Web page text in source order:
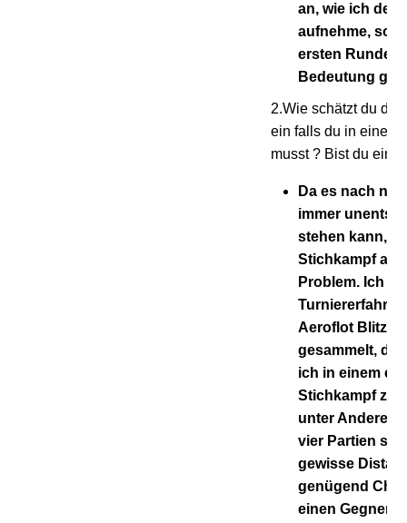
an, wie ich den
aufnehme,
ersten Runden
Bedeutung
2.Wie schätzt du
ein falls du in einen
musst ? Bist du ein
Da es nach
immer
stehen kann,
Stichkampf an
Problem. Ich
Aeroflot
gesammelt,
ich in einem
Stichkampf
unter Anderem
vier Partien
gewisse
genügend
einen Gegner